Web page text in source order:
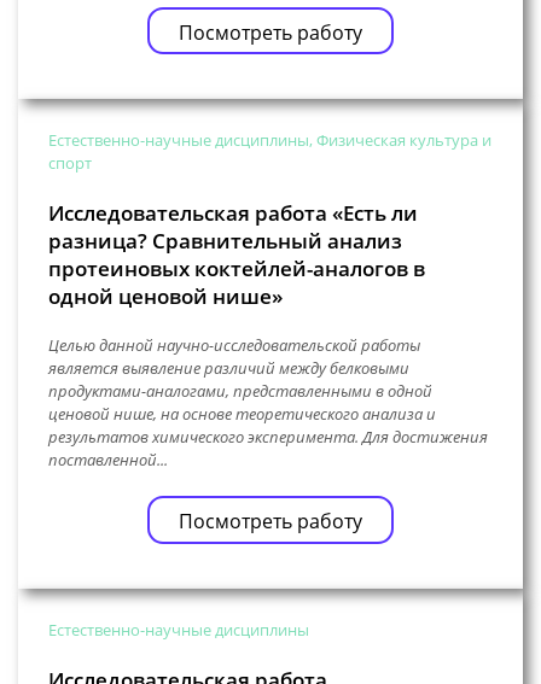
Посмотреть работу
Естественно-научные дисциплины, Физическая культура и
спорт
Исследовательская работа «Есть ли
разница? Сравнительный анализ
протеиновых коктейлей-аналогов в
одной ценовой нише»
Целью данной научно-исследовательской работы
является выявление различий между белковыми
продуктами-аналогами, представленными в одной
ценовой нише, на основе теоретического анализа и
результатов химического эксперимента. Для достижения
поставленной...
Посмотреть работу
Естественно-научные дисциплины